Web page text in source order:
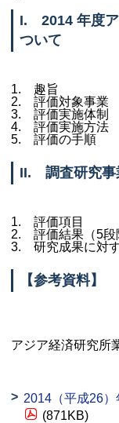
I. 2014 年度ア
ついて
1. 趣旨
2. 評価対象事業
3. 評価実施体制
4. 評価実施方法
5. 評価の手順
II. 調査研究事
1. 評価項目
2. 評価結果（5段
3. 研究成果に対
【参考資料】
アジア経済研究所
2014（平成26
(871KB)